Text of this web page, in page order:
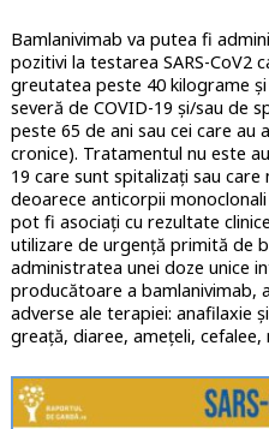
Bamlanivimab va putea fi
pozitivi la testarea SARS-CoV2
greutatea peste 40 kilograme
severă de COVID-19 și/sau de
peste 65 de ani sau cei care au
cronice). Tratamentul nu este
19 care sunt spitalizați sau
deoarece anticorpii
pot fi asociați cu rezultate
utilizare de urgență primită de
administratea unei doze unice
producătoare a
adverse ale terapiei: anafilaxie
greață, diaree, amețeli, cefalee,